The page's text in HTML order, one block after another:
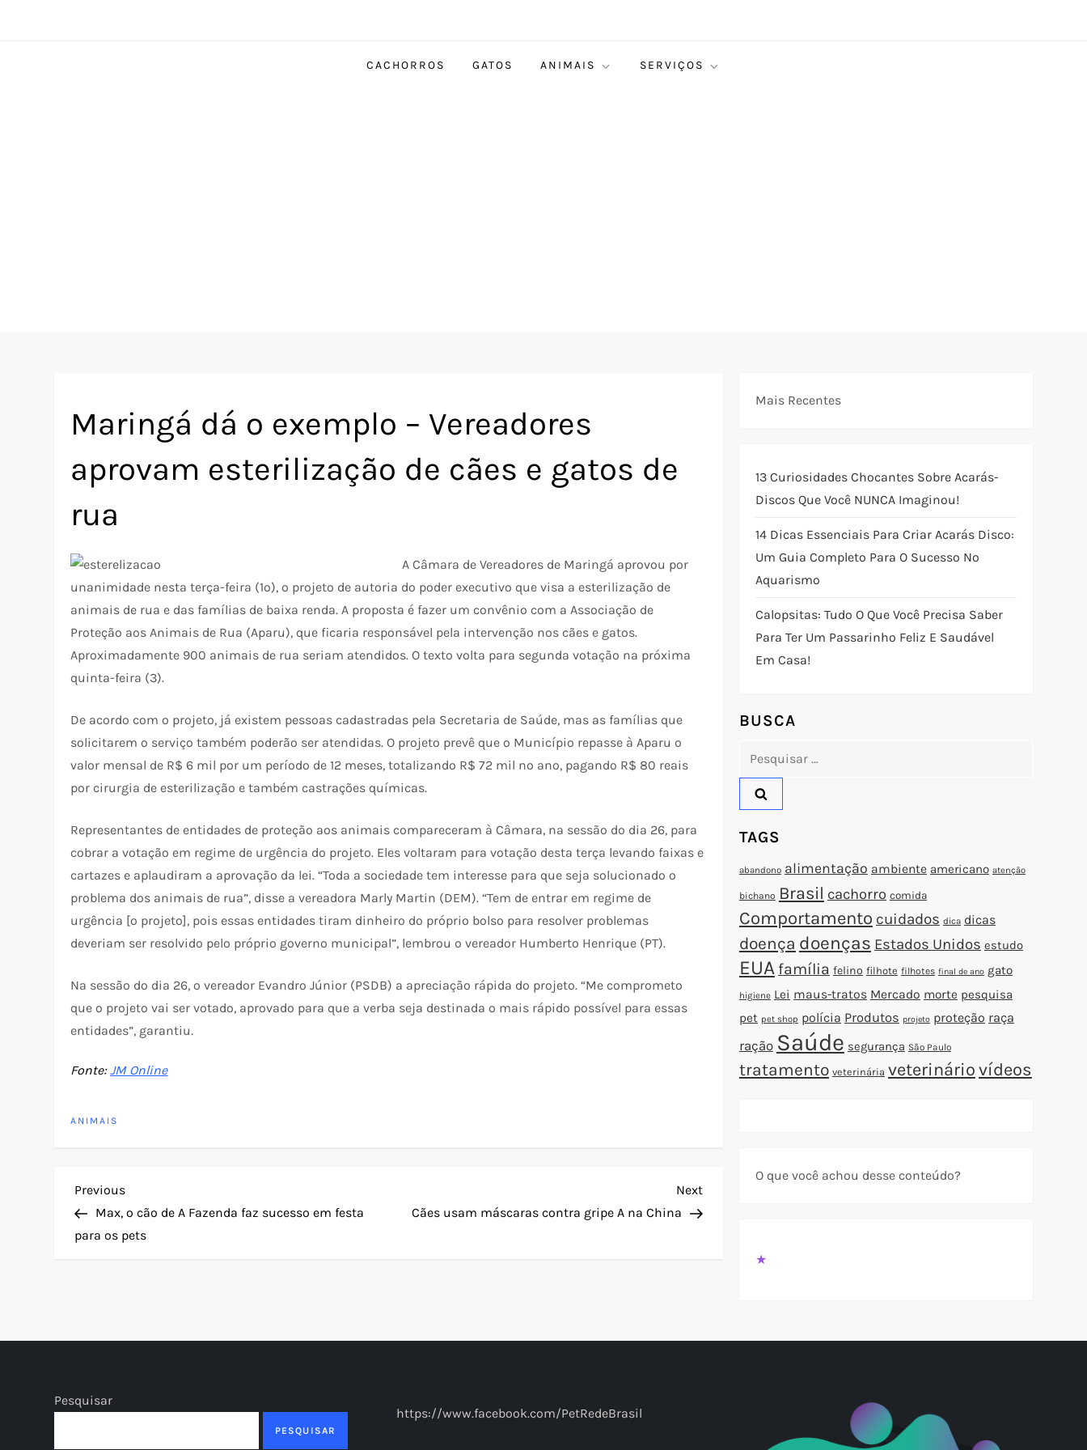
CACHORROS GATOS ANIMAIS SERVIÇOS
Maringá dá o exemplo – Vereadores
aprovam esterilização de cães e gatos de
rua
A Câmara de Vereadores de Maringá aprovou por
unanimidade nesta terça-feira (1º), o projeto de autoria do poder executivo que visa a esterilização de
animais de rua e das famílias de baixa renda. A proposta é fazer um convênio com a Associação de
Proteção aos Animais de Rua (Aparu), que ficaria responsável pela intervenção nos cães e gatos.
Aproximadamente 900 animais de rua seriam atendidos. O texto volta para segunda votação na próxima
quinta-feira (3).
De acordo com o projeto, já existem pessoas cadastradas pela Secretaria de Saúde, mas as famílias que
solicitarem o serviço também poderão ser atendidas. O projeto prevê que o Município repasse à Aparu o
valor mensal de R$ 6 mil por um período de 12 meses, totalizando R$ 72 mil no ano, pagando R$ 80 reais
por cirurgia de esterilização e também castrações químicas.
Representantes de entidades de proteção aos animais compareceram à Câmara, na sessão do dia 26, para
cobrar a votação em regime de urgência do projeto. Eles voltaram para votação desta terça levando faixas e
cartazes e aplaudiram a aprovação da lei. “Toda a sociedade tem interesse para que seja solucionado o
problema dos animais de rua”, disse a vereadora Marly Martin (DEM). “Tem de entrar em regime de
urgência [o projeto], pois essas entidades tiram dinheiro do próprio bolso para resolver problemas
deveriam ser resolvido pelo próprio governo municipal”, lembrou o vereador Humberto Henrique (PT).
Na sessão do dia 26, o vereador Evandro Júnior (PSDB) a apreciação rápida do projeto. “Me comprometo
que o projeto vai ser votado, aprovado para que a verba seja destinada o mais rápido possível para essas
entidades”, garantiu.
Fonte:JM Online
ANIMAIS
N
a
g
Previous
Post
Previous
Max, o cão de A Fazenda faz sucesso em festa
para os pets
Next
Post
Next
Cães usam máscaras contra gripe A na China
Mais Recentes
13 Curiosidades Chocantes Sobre Acarás-
Discos Que Você NUNCA Imaginou!
14 Dicas Essenciais Para Criar Acarás Disco:
Um Guia Completo Para O Sucesso No
Aquarismo
Calopsitas: Tudo O Que Você Precisa Saber
Para Ter Um Passarinho Feliz E Saudável
Em Casa!
BUSCA
Pesquisar
TAGS
abandono alimentação ambiente americano atenção
bichano Brasil cachorro comida
Comportamento cuidados dica dicas
doença doenças Estados Unidos estudo
EUA família felino filhote filhotes final de ano gato
higiene Lei maus-tratos Mercado morte pesquisa
pet pet shop polícia Produtos projeto proteção raça
ração Saúde segurança São Paulo
tratamento veterinária veterináriovídeos
O que você achou desse conteúdo?
★
Pesquisar
PESQUISAR
https://www.facebook.com/PetRedeBrasil